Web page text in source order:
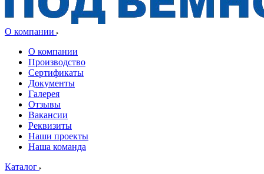
О компании
О компании
Производство
Сертификаты
Документы
Галерея
Отзывы
Вакансии
Реквизиты
Наши проекты
Наша команда
Каталог